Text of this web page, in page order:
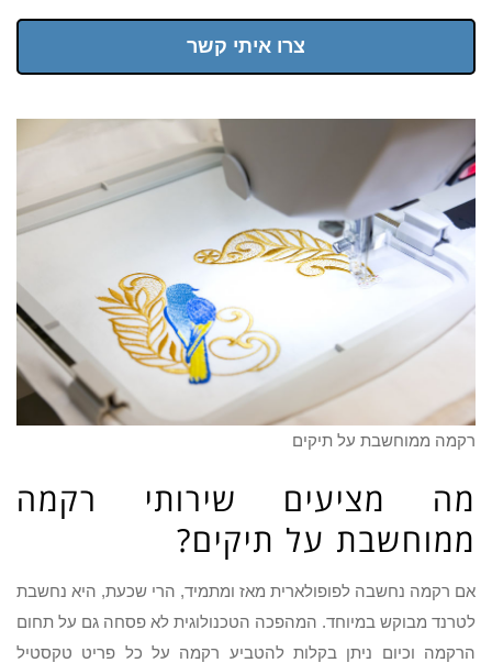
צרו איתי קשר
רקמה ממוחשבת על תיקים
מה מציעים שירותי רקמה
ממוחשבת על תיקים?
אם רקמה נחשבה לפופולארית מאז ומתמיד, הרי שכעת, היא נחשבת
לטרנד מבוקש במיוחד. המהפכה הטכנולוגית לא פסחה גם על תחום
הרקמה וכיום ניתן בקלות להטביע רקמה על כל פריט טקסטיל